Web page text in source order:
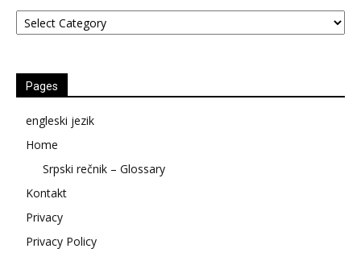
Kategorije
Pages
engleski jezik
Home
Srpski rečnik – Glossary
Kontakt
Privacy
Privacy Policy